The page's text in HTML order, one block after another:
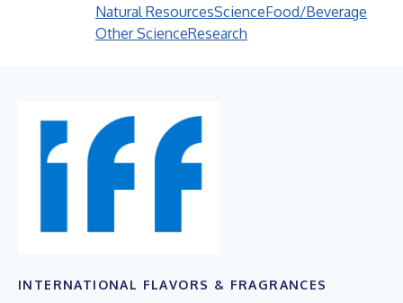
Natural ResourcesScienceFood/Beverage
Other ScienceResearch
INTERNATIONAL FLAVORS & FRAGRANCES